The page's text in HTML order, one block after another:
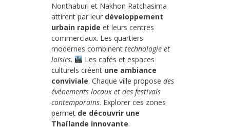
Nonthaburi et Nakhon Ratchasima
attirent par leur développement
urbain rapide et leurs centres
commerciaux. Les quartiers
modernes combinent technologie et
loisirs.
Les cafés et espaces
culturels créent une ambiance
conviviale. Chaque ville propose des
événements locaux et des festivals
contemporains. Explorer ces zones
permet de découvrir une
Thaïlande innovante.